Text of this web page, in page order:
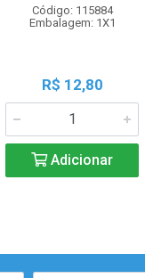
Código: 115884
Embalagem: 1X1
R$ 12,80
Adicionar